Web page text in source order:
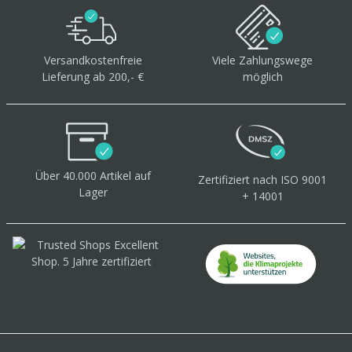
Versandkostenfreie
Lieferung ab 200,- €
Viele Zahlungswege
möglich
Über 40.000 Artikel auf
Lager
Zertifiziert nach ISO 9001
+ 14001